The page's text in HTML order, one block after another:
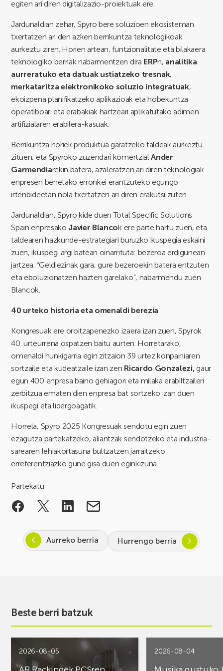
egiten ari diren digitalizazio-proiektuak ere.
Jardunaldian zehar, Spyro bere soluzioen ekosisteman
txertatzen ari den azken berrikuntza teknologikoak
aurkeztu ziren. Horien artean, funtzionalitate eta bilakaera
teknologiko berriak nabarmentzen dira ERPn, analitika
aurreratuko eta datuak ustiatzeko tresnak,
merkataritza elektronikoko soluzio integratuak,
ekoizpena planifikatzeko aplikazioak eta hobekuntza
operatiboari eta erabakiak hartzeari aplikatutako adimen
artifizialaren erabilera-kasuak.
Berrikuntza horiek produktua garatzeko taldeak aurkeztu
zituen, eta Spyroko zuzendari komertzialAnder
Garmendiarekin batera, azaleratzen ari diren teknologiak
enpresen benetako erronkei erantzuteko egungo
irtenbideetan nola txertatzen ari diren erakutsi zuten.
Jardunaldian, Spyro kide duen Total Specific Solutions
Spain enpresako Javier Blancok ere parte hartu zuen, eta
taldearen hazkunde-estrategiari buruzko ikuspegia eskaini
zuen, ikuspegi argi batean oinarrituta: bezeroa erdigunean
jartzea. “Geldiezinak gara, gure bezeroekin batera entzuten
eta eboluzionatzen hazten garelako”, nabarmendu zuen
Blancok.
40 urteko historia eta omenaldi berezia
Kongresuak ere oroitzapenezko izaera izan zuen, Spyrok
40. urteurrena ospatzen baitu aurten. Horretarako,
omenaldi hunkigarria egin zitzaion 39 urtez konpainiaren
sortzaile eta kudeatzaile izan zen Ricardo Gonzalezi,gaur
egun 400 enpresa baino gehiagori eta milaka erabiltzaileri
zerbitzua ematen dien enpresa bat sortzeko izan duen
ikuspegi eta lidergoagatik.
Horrela, Spyro 2025 Kongresuak sendotu egin zuen
ezagutza partekatzeko, aliantzak sendotzeko eta industria-
sarearen lehiakortasuna bultzatzen jarraitzeko
erreferentziazko gune gisa duen eginkizuna.
Partekatu
Aurreko berria Hurrengo berria
Beste berri batzuk
2026-08-05 2026-08-04